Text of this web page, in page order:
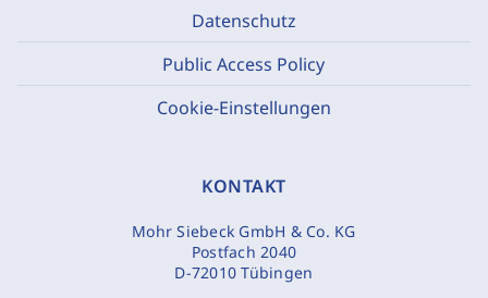
Datenschutz
Public Access Policy
Cookie-Einstellungen
KONTAKT
Mohr Siebeck GmbH & Co. KG
Postfach 2040
D-72010 Tübingen